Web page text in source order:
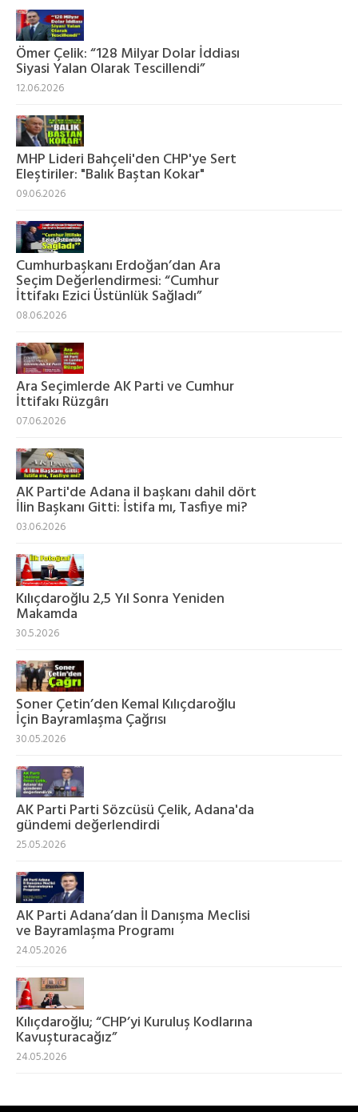
Ömer Çelik: “128 Milyar Dolar İddiası
Siyasi Yalan Olarak Tescillendi”
12.06.2026
MHP Lideri Bahçeli'den CHP'ye Sert
Eleştiriler: "Balık Baştan Kokar"
09.06.2026
Cumhurbaşkanı Erdoğan’dan Ara
Seçim Değerlendirmesi: “Cumhur
İttifakı Ezici Üstünlük Sağladı”
08.06.2026
Ara Seçimlerde AK Parti ve Cumhur
İttifakı Rüzgârı
07.06.2026
AK Parti'de Adana il başkanı dahil dört
İlin Başkanı Gitti: İstifa mı, Tasfiye mi?
03.06.2026
Kılıçdaroğlu 2,5 Yıl Sonra Yeniden
Makamda
30.5.2026
Soner Çetin’den Kemal Kılıçdaroğlu
İçin Bayramlaşma Çağrısı
30.05.2026
AK Parti Parti Sözcüsü Çelik, Adana'da
gündemi değerlendirdi
25.05.2026
AK Parti Adana’dan İl Danışma Meclisi
ve Bayramlaşma Programı
24.05.2026
Kılıçdaroğlu; “CHP’yi Kuruluş Kodlarına
Kavuşturacağız”
24.05.2026